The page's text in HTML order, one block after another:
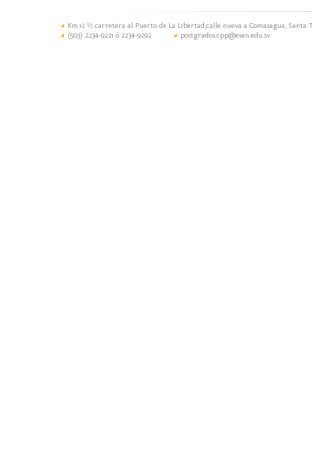
Km.12 ½ carretera al Puerto de La Libertad,calle nueva a Comasagua, Santa
(503) 2234-9221 ó 2234-9292
postgrados.cpp@esen.edu.sv